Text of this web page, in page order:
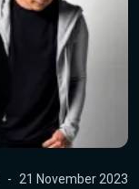
21 November 2023